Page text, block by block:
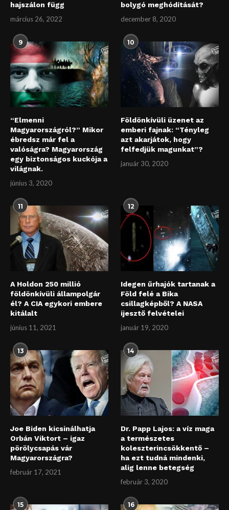
hajszálon függ
március 26, 2022
bolygó meghódítását?
december 8, 2020
9
“Elmenni
Magyarországról?” Mikor
ébredsz már fel a
valóságra? Magyarország
egy biztonságos kuckója a
világnak.
június 3, 2020
10
Földönkívüli üzenet az
emberi fajnak: “Tényleg
azt akarjátok, hogy
felfedjük magunkat”?
január 30, 2020
11
A Holdon 250 millió
földönkívüli állampolgár
él? A CIA egykori embere
kitálalt
június 11, 2021
12
Idegen űrhajók tartanak a
Föld felé a Bika
csillagképből? A NASA
ijesztő felvételei
január 19, 2020
13
Joe Biden kicsinálhatja
Orbán Viktort – igaz
pörölycsapás vár
Magyarországra?
február 17, 2021
14
Dr. Papp Lajos: a víz maga
a természetes
koleszterincsökkentő –
ha ezt tudná mindenki,
alig lenne betegség
február 3, 2020
15 16